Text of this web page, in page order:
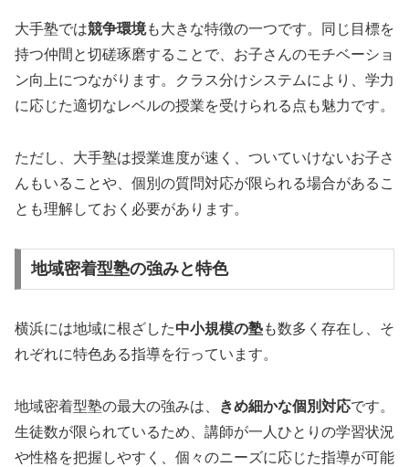
大手塾では競争環境も大きな特徴の一つです。同じ目標を
持つ仲間と切磋琢磨することで、お子さんのモチベーショ
ン向上につながります。クラス分けシステムにより、学力
に応じた適切なレベルの授業を受けられる点も魅力です。
ただし、大手塾は授業進度が速く、ついていけないお子さ
んもいることや、個別の質問対応が限られる場合があるこ
とも理解しておく必要があります。
地域密着型塾の強みと特色
横浜には地域に根ざした中小規模の塾も数多く存在し、そ
れぞれに特色ある指導を行っています。
地域密着型塾の最大の強みは、 きめ細かな個別対応です。
生徒数が限られているため、講師が一人ひとりの学習状況
や性格を把握しやすく、個々のニーズに応じた指導が可能